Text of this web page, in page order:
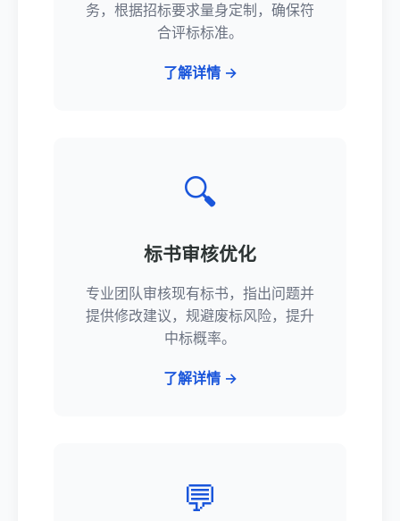
务，根据招标要求量身定制，确保符
合评标标准。
了解详情 →
🔍
标书审核优化
专业团队审核现有标书，指出问题并
提供修改建议，规避废标风险，提升
中标概率。
了解详情 →
💬